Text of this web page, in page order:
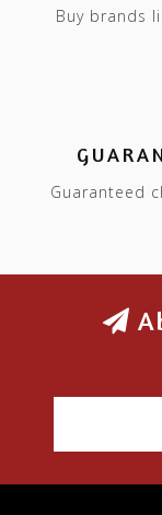
Buy brands
Guaranteed